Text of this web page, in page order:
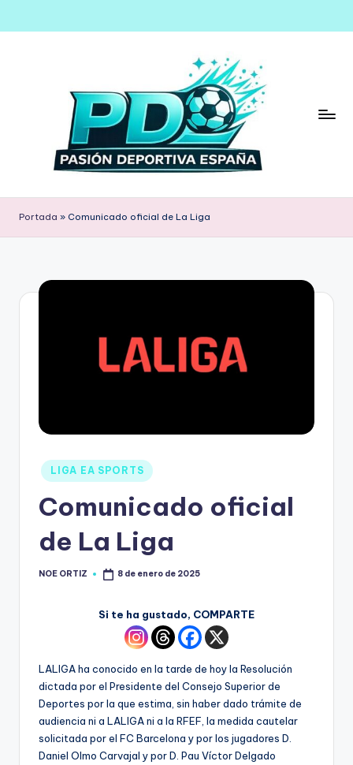
Saltar
Portada » Comunicado oficial de La Liga
LIGA EA SPORTS
Comunicado oficial
de La Liga
NOE ORTIZ 8 de enero de 2025
Si te ha gustado, COMPARTE
LALIGA ha conocido en la tarde de hoy la Resolución
dictada por el Presidente del Consejo Superior de
Deportes por la que estima, sin haber dado trámite de
audiencia ni a LALIGA ni a la RFEF, la medida cautelar
solicitada por el FC Barcelona y por los jugadores D.
Daniel Olmo Carvajal y por D. Pau Víctor Delgado